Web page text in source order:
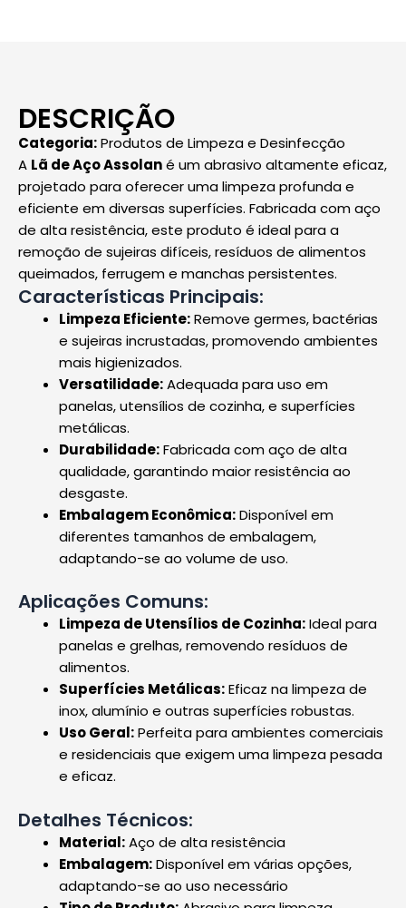
DESCRIÇÃO
Categoria:Produtos de Limpeza e Desinfecção
A Lã de Aço Assolané um abrasivo altamente eficaz,
projetado para oferecer uma limpeza profunda e
eficiente em diversas superfícies. Fabricada com aço
de alta resistência, este produto é ideal para a
remoção de sujeiras difíceis, resíduos de alimentos
queimados, ferrugem e manchas persistentes.
Características Principais:
Limpeza Eficiente:Remove germes, bactérias
e sujeiras incrustadas, promovendo ambientes
mais higienizados.
Versatilidade:Adequada para uso em
panelas, utensílios de cozinha, e superfícies
metálicas.
Durabilidade:Fabricada com aço de alta
qualidade, garantindo maior resistência ao
desgaste.
Embalagem Econômica:Disponível em
diferentes tamanhos de embalagem,
adaptando-se ao volume de uso.
Aplicações Comuns:
Limpeza de Utensílios de Cozinha:Ideal para
panelas e grelhas, removendo resíduos de
alimentos.
Superfícies Metálicas:Eficaz na limpeza de
inox, alumínio e outras superfícies robustas.
Uso Geral:Perfeita para ambientes comerciais
e residenciais que exigem uma limpeza pesada
e eficaz.
Detalhes Técnicos:
Material:Aço de alta resistência
Embalagem:Disponível em várias opções,
adaptando-se ao uso necessário